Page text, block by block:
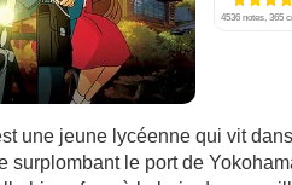
4536 notes, 365
une jeune lycéenne qui vit
surplombant le port de